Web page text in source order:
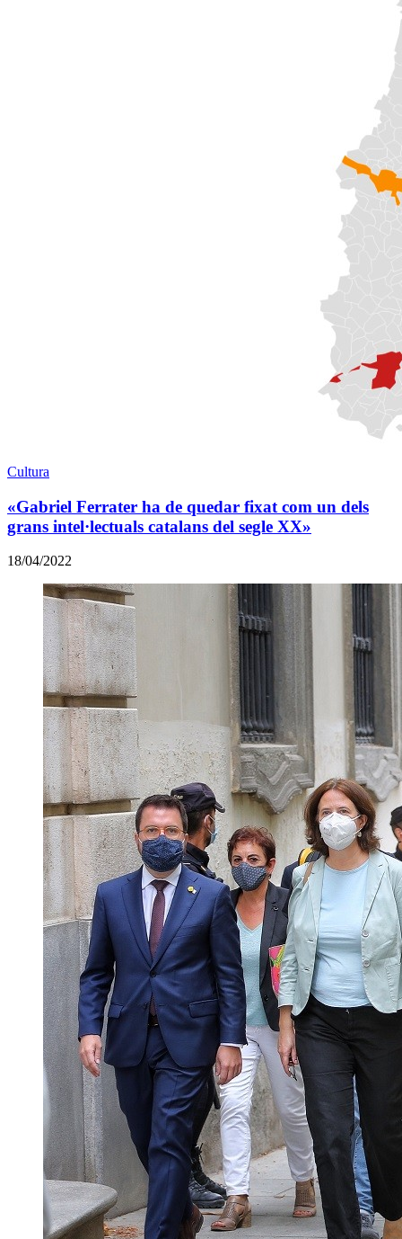
Cultura
«Gabriel Ferrater ha de quedar fixat com un dels
grans intel·lectuals catalans del segle XX»
18/04/2022